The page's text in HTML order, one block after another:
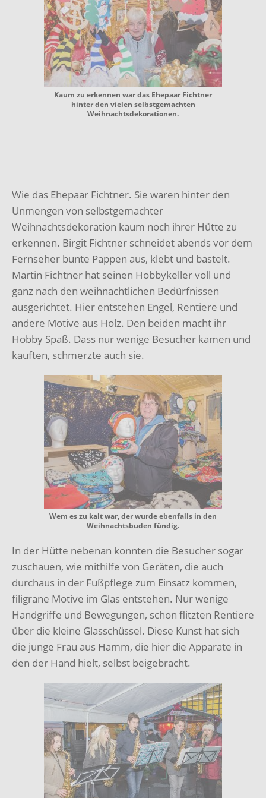
Kaum zu erkennen war das Ehepaar Fichtner
hinter den vielen selbstgemachten
Weihnachtsdekorationen.
Wie das Ehepaar Fichtner. Sie waren hinter den
Unmengen von selbstgemachter
Weihnachtsdekoration kaum noch ihrer Hütte zu
erkennen. Birgit Fichtner schneidet abends vor dem
Fernseher bunte Pappen aus, klebt und bastelt.
Martin Fichtner hat seinen Hobbykeller voll und
ganz nach den weihnachtlichen Bedürfnissen
ausgerichtet. Hier entstehen Engel, Rentiere und
andere Motive aus Holz. Den beiden macht ihr
Hobby Spaß. Dass nur wenige Besucher kamen und
kauften, schmerzte auch sie.
Wem es zu kalt war, der wurde ebenfalls in den
Weihnachtsbuden fündig.
In der Hütte nebenan konnten die Besucher sogar
zuschauen, wie mithilfe von Geräten, die auch
durchaus in der Fußpflege zum Einsatz kommen,
filigrane Motive im Glas entstehen. Nur wenige
Handgriffe und Bewegungen, schon flitzten Rentiere
über die kleine Glasschüssel. Diese Kunst hat sich
die junge Frau aus Hamm, die hier die Apparate in
den der Hand hielt, selbst beigebracht.